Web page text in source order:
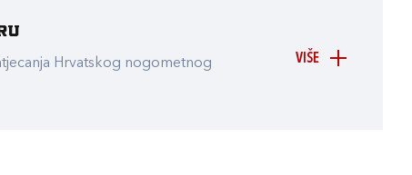
VIŠE
Hrvatskog nogometnog